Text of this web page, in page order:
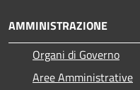
AMMINISTRAZIONE
Organi di Governo
Aree Amministrative